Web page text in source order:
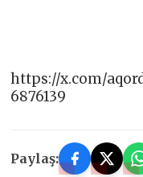
https://x.com/
6876139
Paylaş: